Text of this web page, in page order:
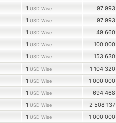
1 USD Wise 97 993
1 USD Wise 97 993
1 USD Wise 49 660
1 USD Wise 100 000
1 USD Wise 153 630
1 USD Wise 1 104 320
1 USD Wise 1 000 000
1 USD Wise 694 468
1 USD Wise 2 508 137
1 USD Wise 1 000 000